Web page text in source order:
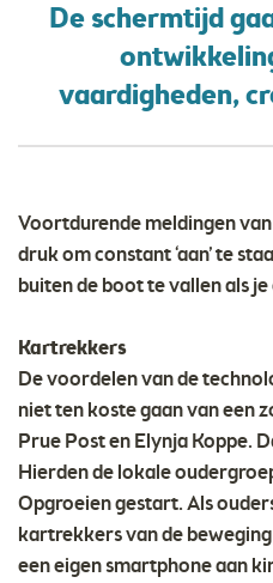
De schermtijd
vaardigheden,
Voortdurende meldingen
druk om constant ‘aan’ te
buiten de boot te vallen als
Kartrekkers
De voordelen van de
niet ten koste gaan van een
Prue Post en Elynja Koppe.
Hierden de lokale
Opgroeien gestart. Als
kartrekkers van de
een eigen smartphone aan